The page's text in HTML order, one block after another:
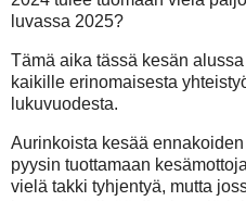
luvassa 2025?
Tämä aika tässä kesän
kaikille erinomaisesta
lukuvuodesta.
Aurinkoista kesää
pyysin tuottamaan
vielä takki tyhjentyä, mutta